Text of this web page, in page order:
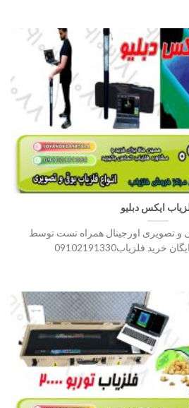
ایکس دبلیو
و تصویری اورجینال همراه تست توسط
فلزیاب09102191330